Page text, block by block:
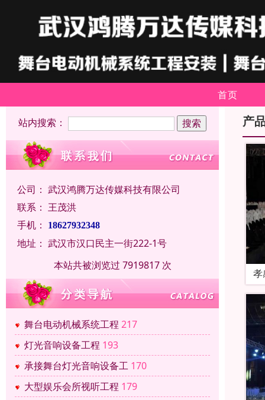
首页
站内搜索：
公司： 武汉鸿腾万达传媒科技有限公司
联系： 王茂洪
手机：
18627932348
地址： 武汉市汉口民主一街222-1号
本站共被浏览过 7919817 次
舞台电动机械系统工程 217
灯光音响设备工程 193
承接舞台灯光音响设备工 170
大型娱乐会所视听工程 179
产
孝